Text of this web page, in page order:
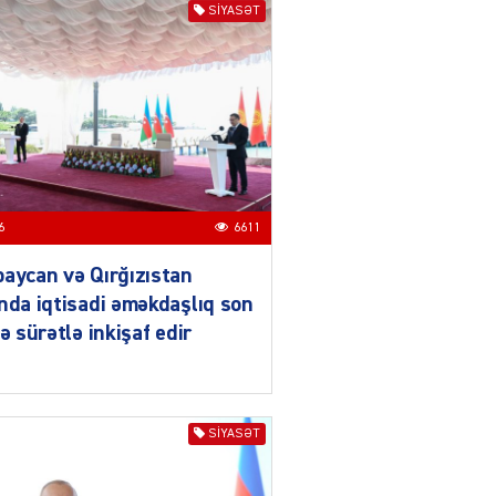
Azərbaycanın xarici
siyasəti açıq,
balanslaşdırılmış
siyasətdir
03.08.2026
Azərbaycan son illərdə
Türk dövlətləri ilə
Azərbaycanın isə tarix
vəmədəniyyət turizmi böyük
SIYASƏT
6611
və Qırğızıstan
iqtisadi əməkdaşlıq son
sürətlə inkişaf edir
SIYASƏT